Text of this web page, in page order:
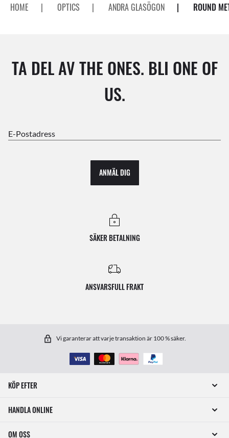
HOME | OPTICS | ANDRA GLASÖGON | ROUND
TA DEL AV THE ONES. BLI ONE OF
US.
E-Postadress
ANMÄL DIG
SÄKER BETALNING
ANSVARSFULL FRAKT
Vi garanterar att varje transaktion är 100 % säker.
KÖP EFTER
HANDLA ONLINE
OM OSS